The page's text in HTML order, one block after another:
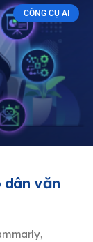
CÔNG CỤ AI
dân văn